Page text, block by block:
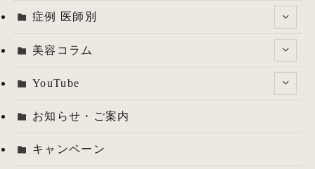
症例 医師別
美容コラム
YouTube
お知らせ・ご案内
キャンペーン